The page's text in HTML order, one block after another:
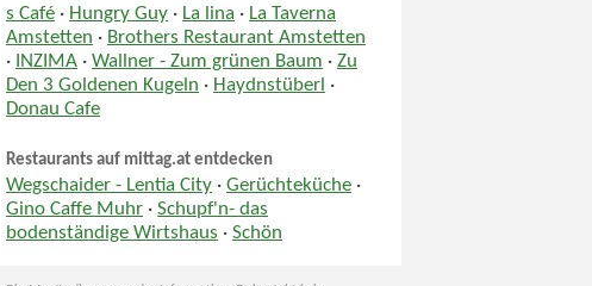
s Café · Hungry Guy · La lina · La Taverna
Amstetten · Brothers Restaurant Amstetten
·
INZIMA ·Wallner - Zum grünen Baum ·Zu
Den 3 Goldenen Kugeln · Haydnstüberl ·
Donau Cafe
Restaurants auf mittag.at entdecken
Wegschaider - Lentia City ·Gerüchteküche ·
Gino Caffe Muhr ·Schupf'n- das
bodenständige Wirtshaus ·Schön